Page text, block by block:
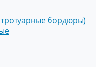
бордюры)